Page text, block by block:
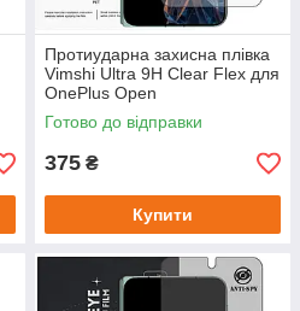
Протиударна захисна плівка
Vimshi Ultra 9H Clear Flex для
OnePlus Open
Готово до відправки
375 ₴
Купити